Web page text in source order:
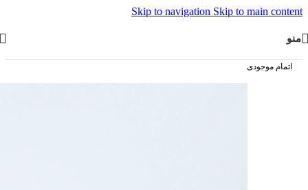
Skip to navigation Skip to main content
منو
اتمام موجودی